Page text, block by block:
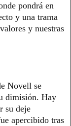
pondrá en
y una trama
y nuestras
Novell se
dimisión. Hay
su deje
apercibido tras